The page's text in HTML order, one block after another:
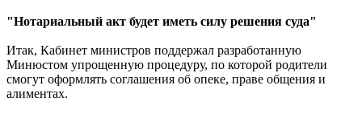
"Нотариальный акт будет иметь силу решения суда"
Итак, Кабинет министров поддержал разработанную
Минюстом упрощенную процедуру, по которой родители
смогут оформлять соглашения об опеке, праве общения и
алиментах.